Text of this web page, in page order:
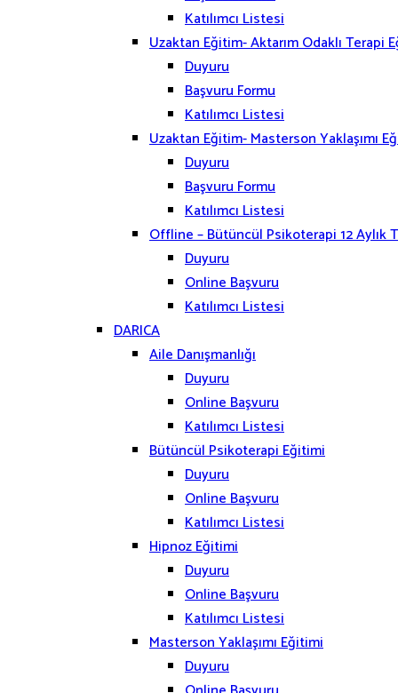
Katılımcı Listesi
Uzaktan Eğitim- Aktarım Odaklı Terapi
Duyuru
Başvuru Formu
Katılımcı Listesi
Uzaktan Eğitim- Masterson Yaklaşımı
Duyuru
Başvuru Formu
Katılımcı Listesi
Offline – Bütüncül Psikoterapi 12
Duyuru
Online Başvuru
Katılımcı Listesi
DARICA
Aile Danışmanlığı
Duyuru
Online Başvuru
Katılımcı Listesi
Bütüncül Psikoterapi Eğitimi
Duyuru
Online Başvuru
Katılımcı Listesi
Hipnoz Eğitimi
Duyuru
Online Başvuru
Katılımcı Listesi
Masterson Yaklaşımı Eğitimi
Duyuru